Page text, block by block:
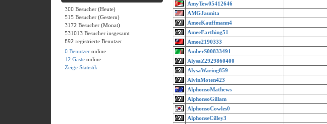
300 Besucher (Heute)
515 Besucher (Gestern)
3172 Besucher (Monat)
531013 Besucher insgesamt
892 registrierte Benutzer
0 Benutzer online
12 Gäste online
Zeige Statistik
AmyTew05412646
AMGJaunita
AmeeKauffmann4
AmeeFarthing51
Amee2190333
AmberS00833491
AlysaZ2929860400
AlysaWaring859
AlvinMoten423
AlphonsoMathews
AlphonsoGillam
AlphonsoCowles0
AlphonseCilley3